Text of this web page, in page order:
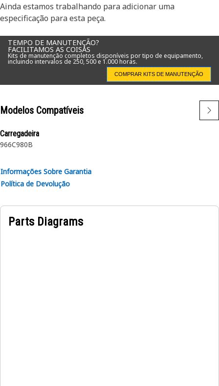
Ainda estamos trabalhando para adicionar uma
especificação para esta peça.
TEMPO DE MANUTENÇÃO?
FACILITAMOS AS COISAS
Kits de manutenção completos disponíveis por tipo de equipamento,
incluindo intervalos de 250, 500 e 1.000 horas.
COMPRAR KITS DE MANUTENÇÃO
Modelos Compatíveis
Carregadeira
966C980B
Informações Sobre Garantia
Política de Devolução
Parts Diagrams